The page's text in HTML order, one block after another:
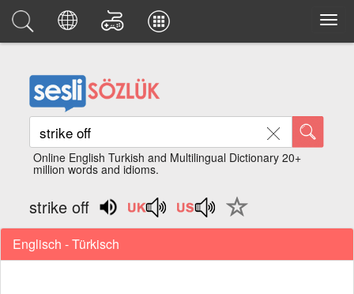
Online English Turkish and Multilingual Dictionary 20+
million words and idioms.
strike off
Englisch - Türkisch